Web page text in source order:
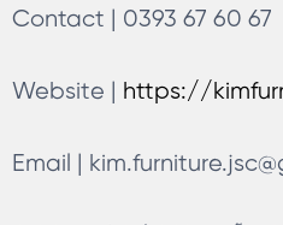
Contact | 0393 67 60 67
Website | https://
Email |